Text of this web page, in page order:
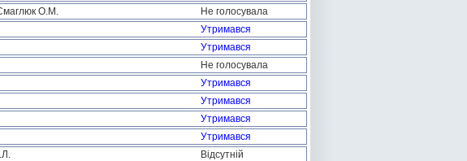
О.М.
Не голосувала
Утримався
Утримався
Не голосувала
Утримався
Утримався
Утримався
Утримався
Відсутній